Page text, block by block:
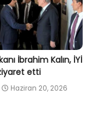
İbrahim Kalın, İYİ
etti
Haziran 20, 2026